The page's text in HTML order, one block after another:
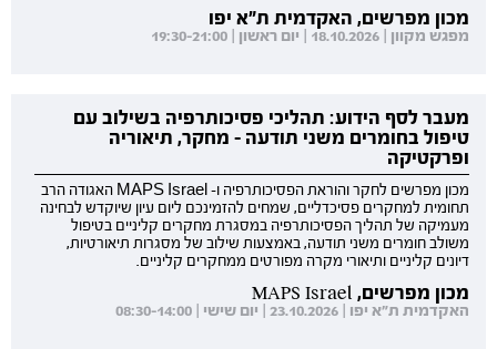
מכון מפרשים, האקדמית ת"א יפו
מפגש מקוון | 18.10.2026 | יום ראשון | 19:30-21:00
מעבר לסף הידוע: תהליכי פסיכותרפיה בשילוב עם
טיפול בחומרים משני תודעה - מחקר, תיאוריה
ופרקטיקה
מכון מפרשים לחקר והוראת הפסיכותרפיה ו- MAPS Israel האגודה הרב
תחומית למחקרים פסיכדליים, שמחים להזמינכם ליום עיון שיוקדש לבחינה
מעמיקה של תהליך הפסיכותרפיה במסגרת מחקרים קליניים בטיפול
משולב חומרים משני תודעה, באמצעות שילוב של מסגרות תיאורטיות,
דיונים קליניים ותיאורי מקרה מפורטים ממחקרים קליניים.
מכון מפרשים, MAPS Israel
האקדמית ת"א יפו | 23.10.2026 | יום שישי | 08:30-14:00